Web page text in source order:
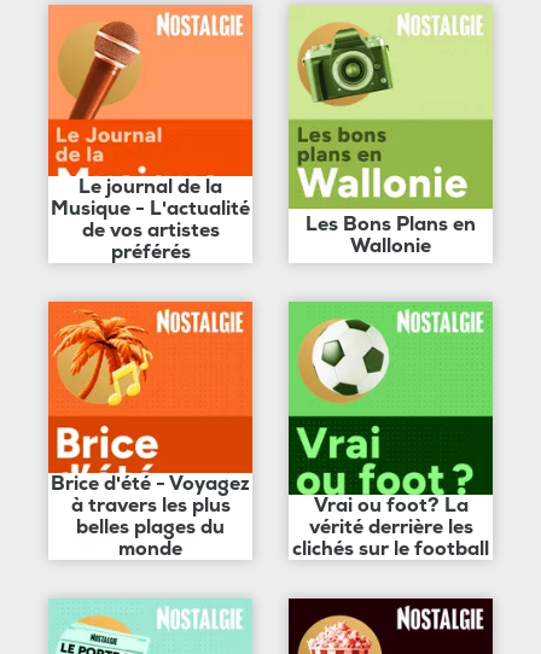
Le journal de la
Musique - L'actualité
de vos artistes
préférés
Les Bons Plans en
Wallonie
Brice d'été - Voyagez
à travers les plus
belles plages du
monde
Vrai ou foot? La
vérité derrière les
clichés sur le football